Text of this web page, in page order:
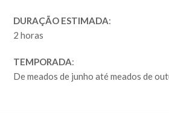
DURAÇÃO ESTIMADA:
2 horas
TEMPORADA:
De meados de junho até meados de